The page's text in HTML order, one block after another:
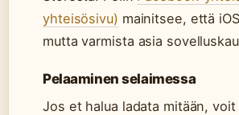
yhteisösivu) mainitsee, että
mutta varmista asia
Pelaaminen selaimessa
Jos et halua ladata mitään,